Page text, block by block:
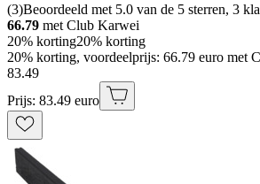
(3)Beoordeeld met 5.0 van de 5 sterren, 3
66.79 met Club Karwei
20% korting20% korting
20% korting, voordeelprijs: 66.79 euro met
83.49
Prijs: 83.49 euro